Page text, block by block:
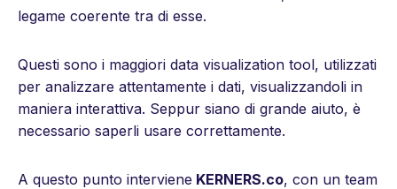
legame coerente tra di esse.
Questi sono i maggiori data visualization tool, utilizzati
per analizzare attentamente i dati, visualizzandoli in
maniera interattiva. Seppur siano di grande aiuto, è
necessario saperli usare correttamente.
A questo punto interviene KERNERS.co, con un team